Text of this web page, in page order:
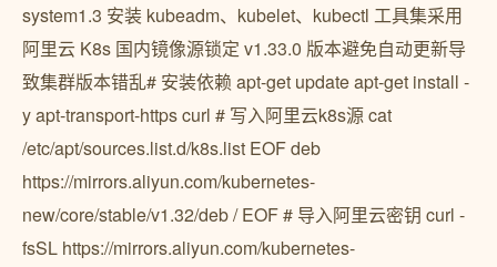
system1.3 安装 kubeadm、kubelet、kubectl 工具集采用
阿里云 K8s 国内镜像源锁定 v1.33.0 版本避免自动更新导
致集群版本错乱# 安装依赖 apt-get update apt-get install -
y apt-transport-https curl # 写入阿里云k8s源 cat
/etc/apt/sources.list.d/k8s.list EOF deb
https://mirrors.aliyun.com/kubernetes-
new/core/stable/v1.32/deb / EOF # 导入阿里云密钥 curl -
fsSL https://mirrors.aliyun.com/kubernetes-